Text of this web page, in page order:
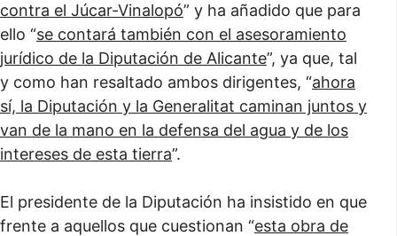
contra el Júcar-Vinalopó” y ha añadido que para
ello “se contará también con el asesoramiento
jurídico de la Diputación de Alicante”, ya que, tal
y como han resaltado ambos dirigentes, “ahora
sí, la Diputación y la Generalitat caminan juntos y
van de la mano en la defensa del agua y de los
intereses de esta tierra”.
El presidente de la Diputación ha insistido en que
frente a aquellos que cuestionan “esta obra de